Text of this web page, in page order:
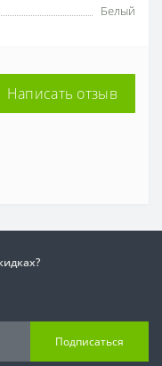
Белый
Написать отзыв
Подписаться